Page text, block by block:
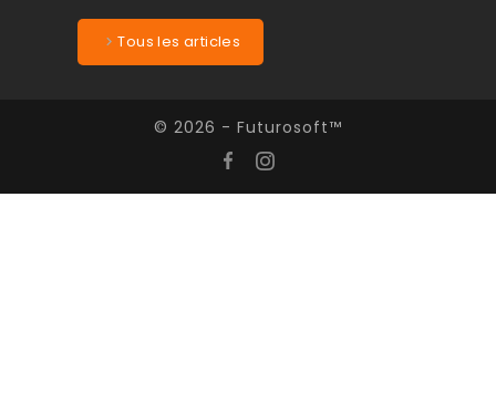
Tous les articles
© 2026 - Futurosoft™